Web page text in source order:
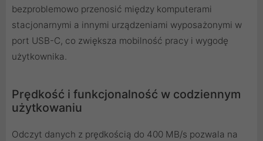
bezproblemowo przenosić między komputerami
stacjonarnymi a innymi urządzeniami wyposażonymi w
port USB-C, co zwiększa mobilność pracy i wygodę
użytkownika.
Prędkość i funkcjonalność w codziennym
użytkowaniu
Odczyt danych z prędkością do 400 MB/s pozwala na